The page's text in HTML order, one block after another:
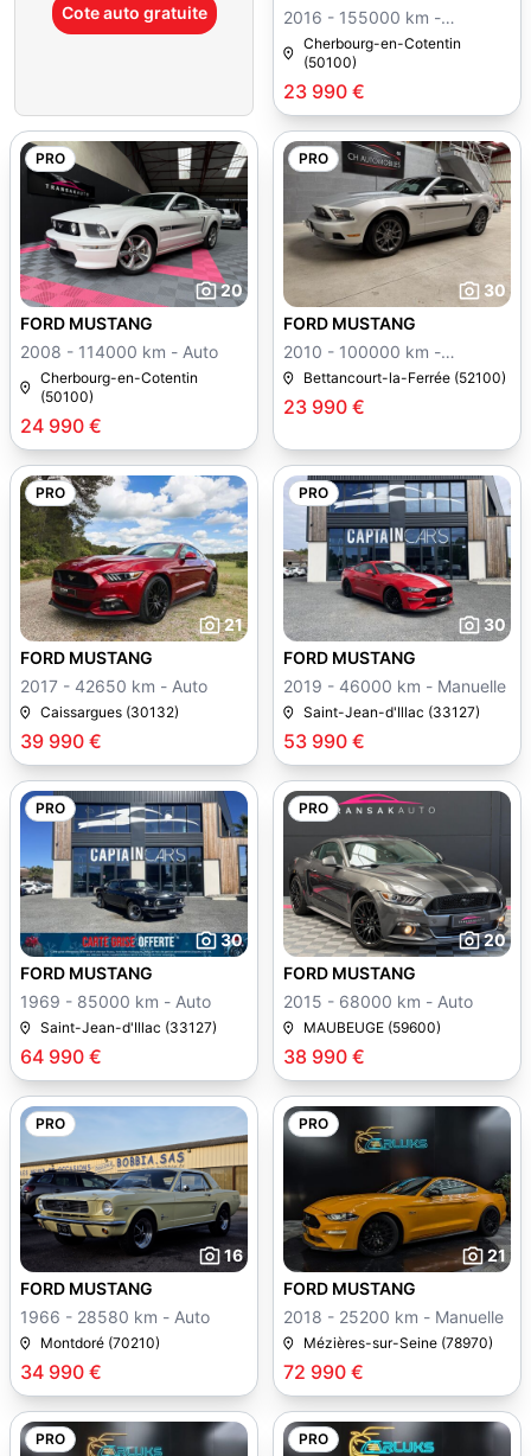
Cote auto gratuite
23 990 €
2016 - 155000 km -
Manuelle
Cherbourg-en-Cotentin
(50100)
PRO
20
24 990 €
FORD MUSTANG
2008 - 114000 km - Auto
Cherbourg-en-Cotentin
(50100)
PRO
30
23 990 €
FORD MUSTANG
2010 - 100000 km -
Manuelle
Bettancourt-la-Ferrée (52100)
PRO
21
39 990 €
FORD MUSTANG
2017 - 42650 km - Auto
Caissargues (30132)
PRO
30
53 990 €
FORD MUSTANG
2019 - 46000 km - Manuelle
Saint-Jean-d'Illac (33127)
PRO
30
64 990 €
FORD MUSTANG
1969 - 85000 km - Auto
Saint-Jean-d'Illac (33127)
PRO
20
38 990 €
FORD MUSTANG
2015 - 68000 km - Auto
MAUBEUGE (59600)
PRO
16
34 990 €
FORD MUSTANG
1966 - 28580 km - Auto
Montdoré (70210)
PRO
21
72 990 €
FORD MUSTANG
2018 - 25200 km - Manuelle
Mézières-sur-Seine (78970)
PRO PRO